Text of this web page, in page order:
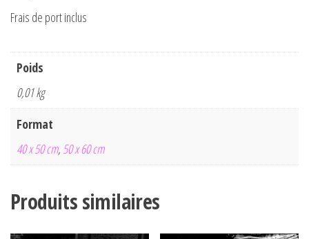
Frais de port inclus
Poids
0,01 kg
Format
40 x 50 cm, 50 x 60 cm
Produits similaires